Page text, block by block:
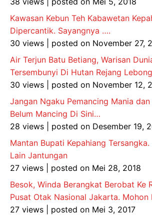
Kawasan Kebun Teh Kabawetan
Dipercantik. Sayangnya ….
30 views
posted on November 27,
Air Terjun Batu Betiang, Warisan
Tersembunyi Di Hutan Rejang Lebong
30 views
posted on November 12,
Jangan Ngaku Pemancing Mania
Belum Mancing Di Sini…
28 views
posted on Desember 19,
Mantan Bupati Kepahiang
Lain Jantungan
27 views
posted on Mei 28, 2018
Besok, Winda Berangkat Berobat Ke
Pusat Otak Nasional Jakarta. Mohon
27 views
posted on Mei 3, 2017